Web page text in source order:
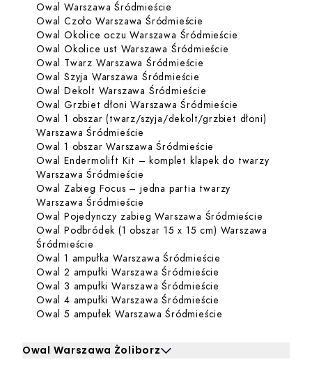
Zabiegi dla Owal Warszawa Śródmieście
Owal Warszawa Śródmieście
Owal Czoło Warszawa Śródmieście
Owal Okolice oczu Warszawa Śródmieście
Owal Okolice ust Warszawa Śródmieście
Owal Twarz Warszawa Śródmieście
Owal Szyja Warszawa Śródmieście
Owal Dekolt Warszawa Śródmieście
Owal Grzbiet dłoni Warszawa Śródmieście
Owal 1 obszar (twarz/szyja/dekolt/grzbiet dłoni)
Warszawa Śródmieście
Owal 1 obszar Warszawa Śródmieście
Owal Endermolift Kit – komplet klapek do twarzy
Warszawa Śródmieście
Owal Zabieg Focus – jedna partia twarzy
Warszawa Śródmieście
Owal Pojedynczy zabieg Warszawa Śródmieście
Owal Podbródek (1 obszar 15 x 15 cm) Warszawa
Śródmieście
Owal 1 ampułka Warszawa Śródmieście
Owal 2 ampułki Warszawa Śródmieście
Owal 3 ampułki Warszawa Śródmieście
Owal 4 ampułki Warszawa Śródmieście
Owal 5 ampułek Warszawa Śródmieście
Owal Warszawa Żoliborz
Kliknij, aby rozwinąć i zobaczyć zabiegi dla Owal